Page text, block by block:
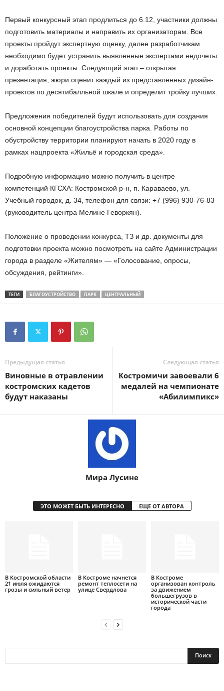
Первый конкурсный этап продлиться до 6.12, участники должны
подготовить материалы и направить их организаторам. Все
проекты пройдут экспертную оценку, далее разработчикам
необходимо будет устранить выявленные экспертами недочеты
и доработать проекты. Следующий этап – открытая
презентация, жюри оценит каждый из представленных дизайн-
проектов по десятибалльной шкале и определит тройку лучших.
Предложения победителей будут использовать для создания
основной концепции благоустройства парка. Работы по
обустройству территории планируют начать в 2020 году в
рамках нацпроекта «Жильё и городская среда».
Подробную информацию можно получить в центре
компетенций КГСХА: Костромской р-н, п. Караваево, ул.
Учебный городок, д. 34, телефон для связи: +7 (996) 930-76-83
(руководитель центра Мелине Геворкян).
Положение о проведении конкурса, ТЗ и др. документы для
подготовки проекта можно посмотреть на сайте Администрации
города в разделе «Жителям» — «Голосование, опросы,
обсуждения, рейтинги».
ТЕГИ БЛАГОУСТРОЙСТВО ПАРК ЦЕНТРАЛЬНЫЙ
Предыдущая статья
Виновные в отравлении
костромских кадетов
будут наказаны
Следующая статья
Костромичи завоевали 6
медалей на чемпионате
«Абилимпикс»
Мира Лусине
ЭТО МОЖЕТ БЫТЬ ИНТЕРЕСНО ЕЩЕ ОТ АВТОРА
В Костромской области
21 июля ожидаются
грозы и сильный ветер
В Костроме начнется
ремонт теплосети на
улице Свердлова
В Костроме
организован контроль
за движением
большегрузов в
исторической части
города